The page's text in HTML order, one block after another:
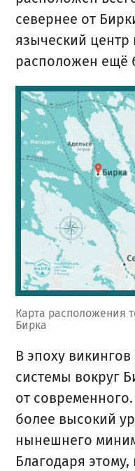
севернее от
языческий центр
расположен ещё
Карта расположения
Бирка
В эпоху
системы вокруг
от
более высокий
нынешнего
Благодаря